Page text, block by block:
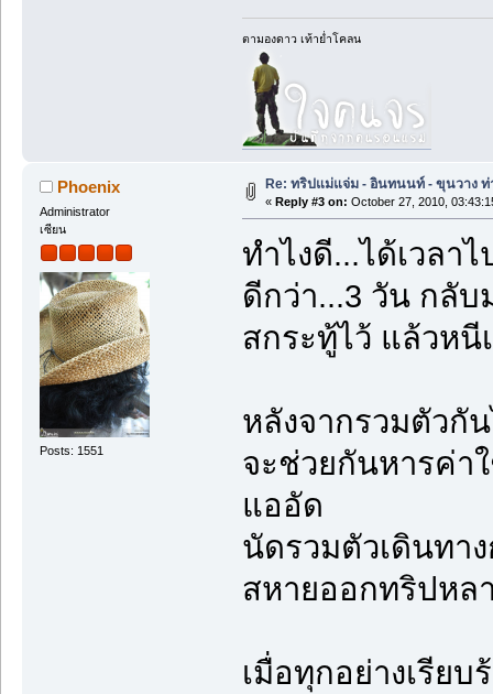
ตามองดาว เท้าย่ำโคลน
Phoenix
Administrator
เซียน
Posts: 1551
Re: ทริปแม่แจ่ม - อินทนนท์ - ขุนวาง ท่
« Reply #3 on: October 27, 2010,
ทำไงดี...ได้เวลา
ดีกว่า...3 วัน กลับ
สกระทู้ไว้ แล้วหนี
หลังจากรวมตัวกั
จะช่วยกันหารค่า
แออัด
นัดรวมตัวเดินทา
สหายออกทริปหล
เมื่อทุกอย่างเรีย